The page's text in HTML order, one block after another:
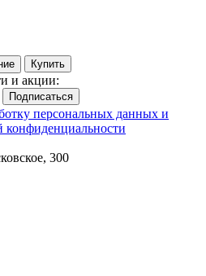
Купить
и акции:
Подписаться
персональных данных и
конфиденциальности
300